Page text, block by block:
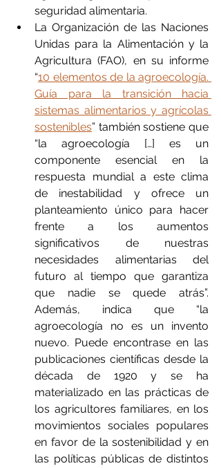
seguridad alimentaria.
La Organización de las Naciones
Unidas para la Alimentación y la
Agricultura (FAO), en su informe
“10 elementos de la agroecología.
Guía para la transición hacia
sistemas alimentarios y agrícolas
sostenibles” también sostiene que
“la agroecología […] es un
componente esencial en la
respuesta mundial a este clima
de inestabilidad y ofrece un
planteamiento único para hacer
frente a los aumentos
significativos de nuestras
necesidades alimentarias del
futuro al tiempo que garantiza
que nadie se quede atrás”.
Además, indica que “la
agroecología no es un invento
nuevo. Puede encontrase en las
publicaciones científicas desde la
década de 1920 y se ha
materializado en las prácticas de
los agricultores familiares, en los
movimientos sociales populares
en favor de la sostenibilidad y en
las políticas públicas de distintos